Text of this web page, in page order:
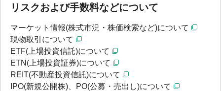
リスクおよび手数料などについて
マーケット情報(株式市況・株価検索など)について
現物取引について
ETF(上場投資信託)について
ETN(上場投資証券)について
REIT(不動産投資信託)について
IPO(新規公開株)、PO(公募・売出し)について